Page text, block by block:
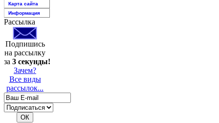
Карта сайта
Информация
Рассылка
Подпишись
на рассылку
за 3 секунды!
Зачем?
Все виды
рассылок...